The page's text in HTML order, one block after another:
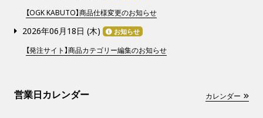
【OGK KABUTO】商品仕様変更のお知らせ
2026年06月18日 (木) お知らせ
【発注サイト】商品カテゴリー編集のお知らせ
営業日カレンダー カレンダー